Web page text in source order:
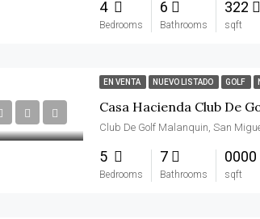
4
Bedrooms
6
Bathrooms
322
sqft
EN VENTA NUEVO LISTADO GOLF
Casa Hacienda Club De
5
Bedrooms
7
Bathrooms
0000
sqft